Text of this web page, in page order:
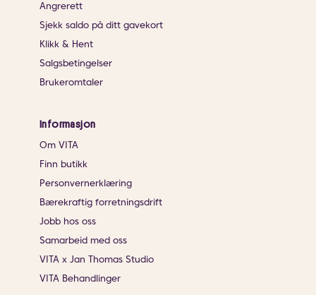
Angrerett
Sjekk saldo på ditt gavekort
Klikk & Hent
Salgsbetingelser
Brukeromtaler
Informasjon
Om VITA
Finn butikk
Personvernerklæring
Bærekraftig forretningsdrift
Jobb hos oss
Samarbeid med oss
VITA x Jan Thomas Studio
VITA Behandlinger